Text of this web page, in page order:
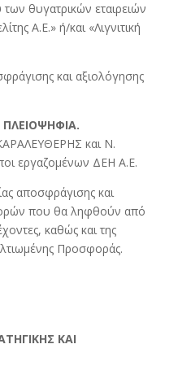
θυγατρικών εταιρειών
Α.Ε.» ή/και «Λιγνιτική
και αξιολόγησης
και Ν.
εργαζομένων ΔΕΗ Α.Ε.
αποσφράγισης και
που θα ληφθούν από
καθώς και της
Προσφοράς.
ΚΑΙ